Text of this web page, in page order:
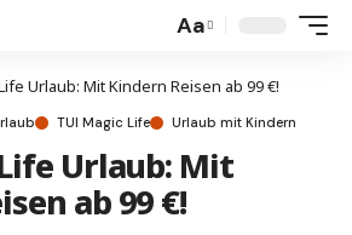
Aa
Urlaub: Mit Kindern Reisen ab 99 €!
TUI Magic Life Urlaub mit Kindern
Urlaub: Mit
ab 99 €!